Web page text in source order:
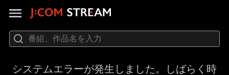
システムエラーが発生しました。しばらく時